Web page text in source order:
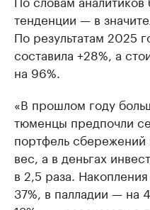
тенденции — в
По результатам 2025
составила +28%, а
на 96%.
«В прошлом году
тюменцы предпочли
портфель сбережений
вес, а в деньгах
в 2,5 раза.
37%, в палладии — на